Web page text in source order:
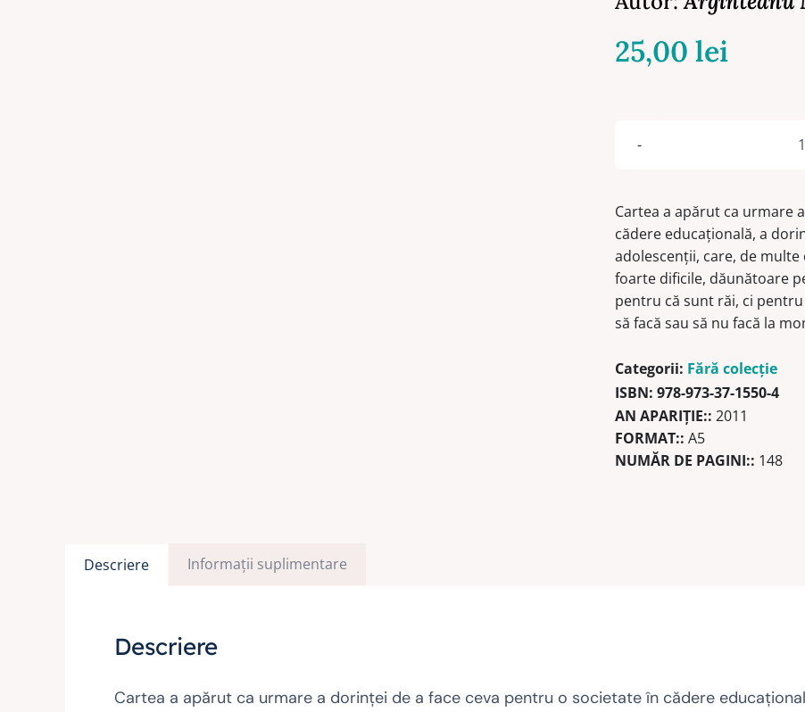
25,00 lei
Cartea a apărut ca urmare
cădere educaţională, a
adolescenţii, care, de
foarte dificile, dăunătoare
pentru că sunt răi, ci
să facă sau să nu facă la
Categorii: Fără colecție
ISBN: 978-973-37-1550-4
AN APARIŢIE:: 2011
FORMAT:: A5
NUMĂR DE PAGINI:: 148
Descriere Informații suplimentare
Descriere
Cartea a apărut ca urmare a dorinţei de a face ceva pentru o societate în cădere